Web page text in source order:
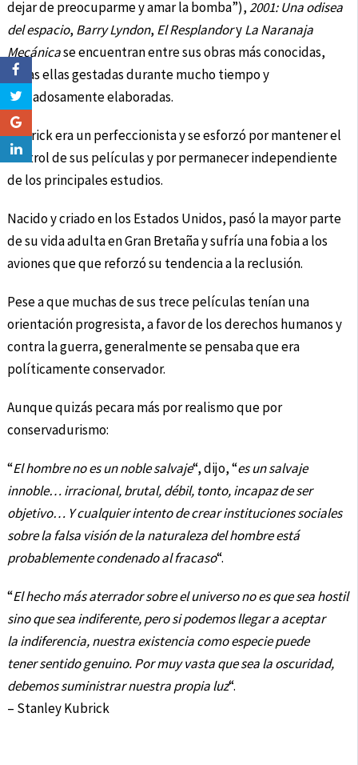
dejar de preocuparme y amar la bomba”),2001: Una odisea
del espacio, Barry Lyndon, El ResplandoryLa Naranaja
Mecánicase encuentran entre sus obras más conocidas,
todas ellas gestadas durante mucho tiempo y
cuidadosamente elaboradas.
Kubrick era un perfeccionista y se esforzó por mantener el
control de sus películas y por permanecer independiente
de los principales estudios.
Nacido y criado en los Estados Unidos, pasó la mayor parte
de su vida adulta en Gran Bretaña y sufría una fobia a los
aviones que que reforzó su tendencia a la reclusión.
Pese a que muchas de sus trece películas tenían una
orientación progresista, a favor de los derechos humanos y
contra la guerra, generalmente se pensaba que era
políticamente conservador.
Aunque quizás pecara más por realismo que por
conservadurismo:
“El hombre no es un noble salvaje“, dijo, “es un salvaje
innoble… irracional, brutal, débil, tonto, incapaz de ser
objetivo… Y cualquier intento de crear instituciones sociales
sobre la falsa visión de la naturaleza del hombre está
probablemente condenado al fracaso“.
“El hecho más aterrador sobre el universo no es que sea hostil
sino que sea indiferente, pero si podemos llegar a aceptar
la indiferencia, nuestra existencia como especie puede
tener sentido genuino. Por muy vasta que sea la oscuridad,
debemos suministrar nuestra propia luz“.
– Stanley Kubrick